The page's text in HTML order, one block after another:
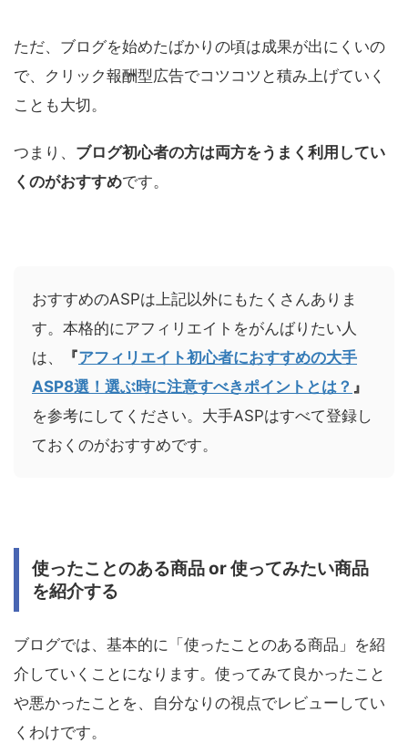
ただ、ブログを始めたばかりの頃は成果が出にくいの
で、クリック報酬型広告でコツコツと積み上げていく
ことも大切。
つまり、 ブログ初心者の方は両方をうまく利用してい
くのがおすすめです。
おすすめのASPは上記以外にもたくさんありま
す。本格的にアフィリエイトをがんばりたい人
は、
『アフィリエイト初心者におすすめの大手
ASP8選！選ぶ時に注意すべきポイントとは？ 』
を参考にしてください。大手ASPはすべて登録し
ておくのがおすすめです。
使ったことのある商品 or 使ってみたい商品
を紹介する
ブログでは、基本的に「使ったことのある商品」を紹
介していくことになります。使ってみて良かったこと
や悪かったことを、自分なりの視点でレビューしてい
くわけです。